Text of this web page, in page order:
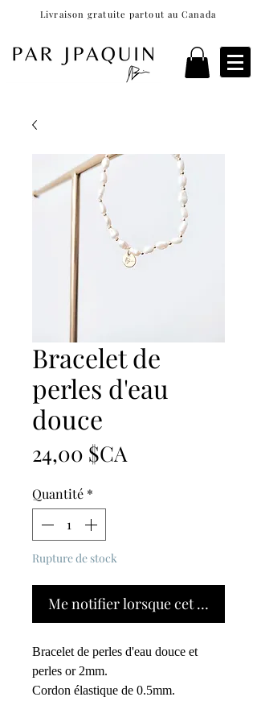
Livraison gratuite partout au Canada
Bracelet de
perles d'eau
douce
24,00 $CAPrix
Quantité *
Rupture de stock
Me notifier lorsque cet article est
Bracelet de perles d'eau douce et
perles or 2mm.
Cordon élastique de 0.5mm.